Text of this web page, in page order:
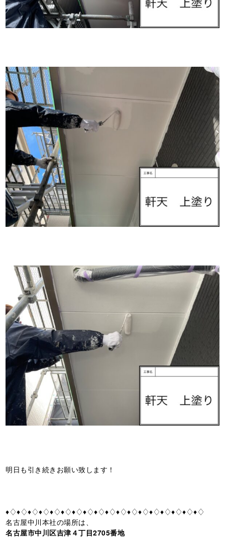
明日も引き続きお願い致します！
♦♢♦♢♦♢♦♢♦♢♦♢♦♢♦♢♦♢♦♢♦♢♦♢♦♢♦♢♦♢♦♢♦♢♦♢
名古屋中川本社の場所は、
名古屋市中川区吉津４丁目2705番地